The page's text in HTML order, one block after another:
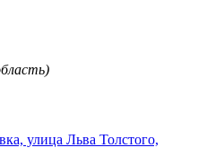
улица Льва Толстого,